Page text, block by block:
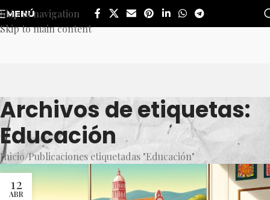
Skip to navigation
Skip to main content
MENÚ
Archivos de etiquetas:
Educación
Inicio Publicaciones etiquetadas "Educación"
12
ABR